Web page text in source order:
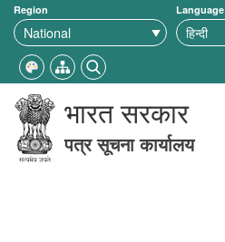
Region Language
भारत सरकार
पत्र सूचना कार्यालय